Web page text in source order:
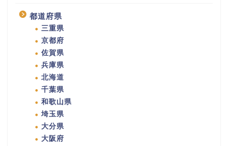
都道府県
三重県
京都府
佐賀県
兵庫県
北海道
千葉県
和歌山県
埼玉県
大分県
大阪府